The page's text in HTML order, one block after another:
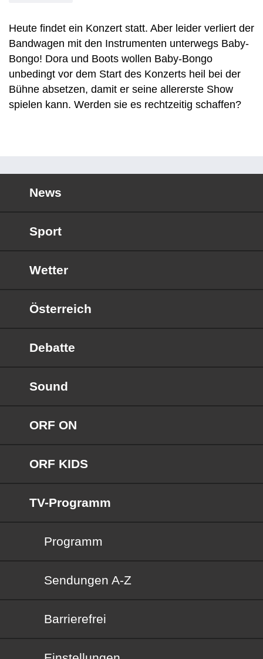
Heute findet ein Konzert statt. Aber leider verliert der
Bandwagen mit den Instrumenten unterwegs Baby-
Bongo! Dora und Boots wollen Baby-Bongo
unbedingt vor dem Start des Konzerts heil bei der
Bühne absetzen, damit er seine allererste Show
spielen kann. Werden sie es rechtzeitig schaffen?
News
Sport
Wetter
Österreich
Debatte
Sound
ORF ON
ORF KIDS
TV-Programm
Programm
Sendungen von A bis Z
Sendungen A-Z
Barrierefrei
Barrierefrei